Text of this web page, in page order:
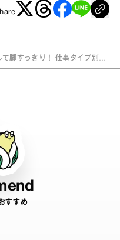
脚すっきり！ 仕事タイプ別・
すすめ